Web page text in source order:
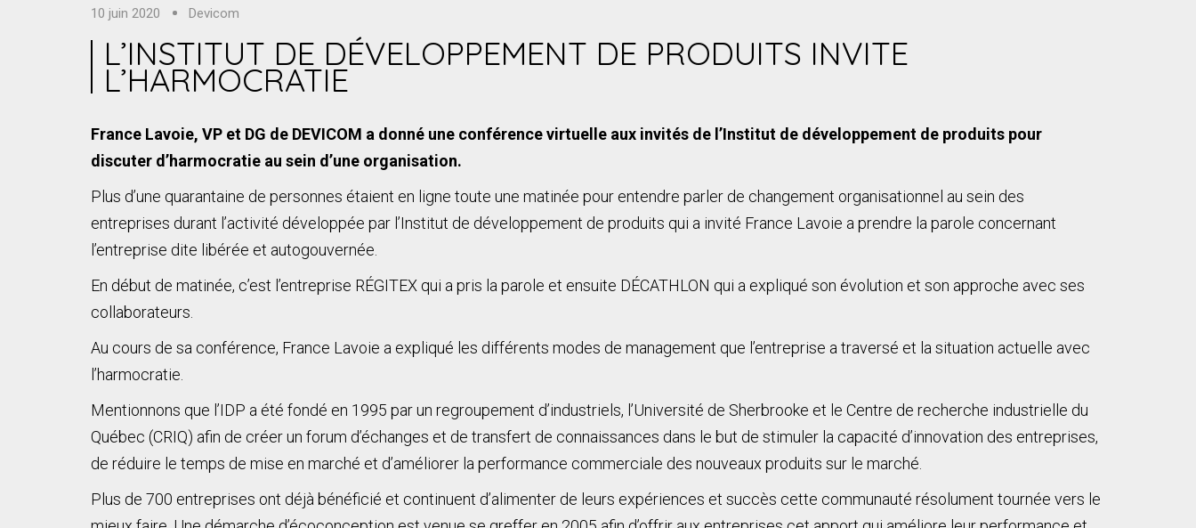
10 juin 2020 Devicom
L’INSTITUT DE DÉVELOPPEMENT DE PRODUITS INVITE
L’HARMOCRATIE
France Lavoie, VP et DG de DEVICOM a donné une conférence virtuelle aux invités de l’Institut de développement de produits pour
discuter d’harmocratie au sein d’une organisation.
Plus d’une quarantaine de personnes étaient en ligne toute une matinée pour entendre parler de changement organisationnel au sein des
entreprises durant l’activité développée par l’Institut de développement de produits qui a invité France Lavoie a prendre la parole concernant
l’entreprise dite libérée et autogouvernée.
En début de matinée, c’est l’entreprise RÉGITEX qui a pris la parole et ensuite DÉCATHLON qui a expliqué son évolution et son approche avec ses
collaborateurs.
Au cours de sa conférence, France Lavoie a expliqué les différents modes de management que l’entreprise a traversé et la situation actuelle avec
l’harmocratie.
Mentionnons que l’IDP a été fondé en 1995 par un regroupement d’industriels, l’Université de Sherbrooke et le Centre de recherche industrielle du
Québec (CRIQ) afin de créer un forum d’échanges et de transfert de connaissances dans le but de stimuler la capacité d’innovation des entreprises,
de réduire le temps de mise en marché et d’améliorer la performance commerciale des nouveaux produits sur le marché.
Plus de 700 entreprises ont déjà bénéficié et continuent d’alimenter de leurs expériences et succès cette communauté résolument tournée vers le